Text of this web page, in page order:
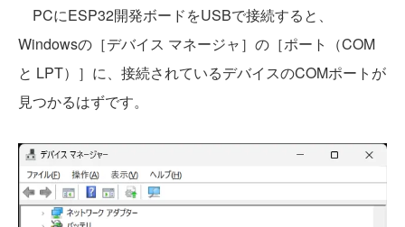
PCにESP32開発ボードをUSBで接続すると、
Windowsの［デバイス マネージャ］の［ポート（COM
と LPT）］に、接続されているデバイスのCOMポートが
見つかるはずです。